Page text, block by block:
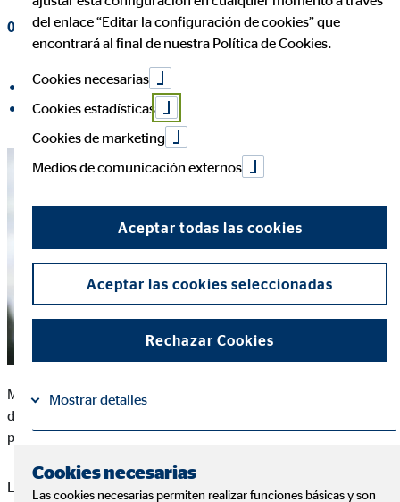
09 de noviembre de 2021|OVB Allfinanz España S.A.
compartir en Facebook
compartir en LinkedIn
Más de 330 consultores formaron parte de la cuarta jornada
del año de Agenda Productiva ‘’Vender en 59 segundos’’ por
parte de la ponente Laura Cantizano.
La jornada la abrió Sergio Pesquera, responsable de formación
del enlace “Editar la configuración de cookies” que
encontrará al final de nuestra Política de Cookies.
Cookies necesarias
Cookies estadísticas
Cookies de marketing
Medios de comunicación externos
Aceptar todas las cookies
Aceptar las cookies seleccionadas
Rechazar Cookies
Mostrar detalles
Cookies necesarias
Las cookies necesarias permiten realizar funciones básicas y son